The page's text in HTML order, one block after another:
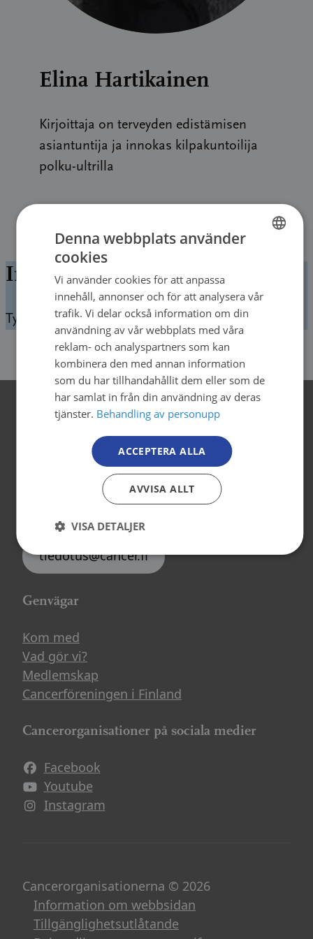
Elina Hartikainen
Kirjoittaja on terveyden edistämisen
asiantuntija ja innokas kilpakuntoilija
polku-ultrilla
Ingenting hittades
Tyvärr, vi kunde inte hitta det du letade efter.
Kontaktuppgifter
Cancerorganisationerna
Backasgatan 2, 4.våning
00500 Helsingfors
tiedotus@cancer.fi
Genvägar
Kom med
Vad gör vi?
Medlemskap
Cancerföreningen i Finland
Cancerorganisationer på sociala medier
Facebook
Avautuu uuteen ikkunaan
Youtube
Avautuu uuteen ikkunaan
Instagram
Avautuu uuteen ikkunaan
Cancerorganisationerna © 2026
Information om webbsidan
Tillgänglighetsutlåtande
ENGLISH
Denna webbplats använder
cookies
Vi använder cookies för att anpassa
innehåll, annonser och för att analysera vår
trafik. Vi delar också information om din
användning av vår webbplats med våra
reklam- och analyspartners som kan
kombinera den med annan information
som du har tillhandahållit dem eller som de
har samlat in från din användning av deras
tjänster. Behandling av personupp
ACCEPTERA ALLA
AVVISA ALLT
VISA DETALJER